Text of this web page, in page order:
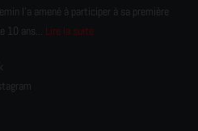
l'a amené à participer à sa première
10 ans... Lire la suite